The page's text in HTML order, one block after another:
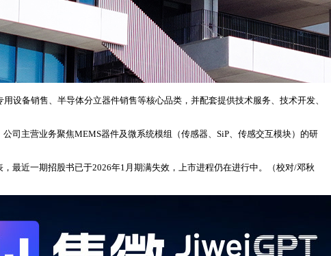
设备销售、半导体分立器件销售等核心品类，并配套提供技术服务、技术开发、
司主营业务聚焦MEMS器件及微系统模组（传感器、SiP、传感交互模块）的研
最近一期招股书已于2026年1月期满失效，上市进程仍在进行中。（校对/邓秋